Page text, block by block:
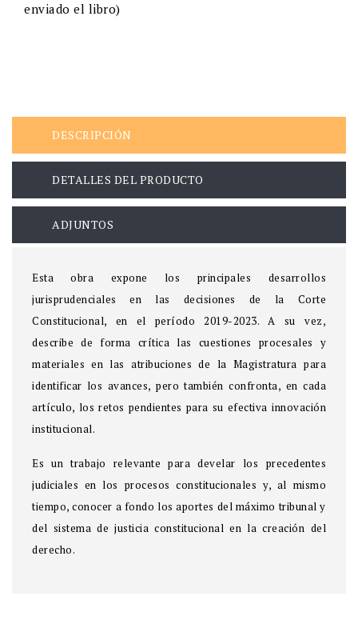
enviado el libro)
DESCRIPCIÓN
DETALLES DEL PRODUCTO
ADJUNTOS
Esta obra expone los principales desarrollos
jurisprudenciales en las decisiones de la Corte
Constitucional, en el período 2019-2023. A su vez,
describe de forma crítica las cuestiones procesales y
materiales en las atribuciones de la Magistratura para
identificar los avances, pero también confronta, en cada
artículo, los retos pendientes para su efectiva innovación
institucional.
Es un trabajo relevante para develar los precedentes
judiciales en los procesos constitucionales y, al mismo
tiempo, conocer a fondo los aportes del máximo tribunal y
del sistema de justicia constitucional en la creación del
derecho.